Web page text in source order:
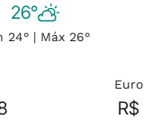
26°
24° | Máx 26°
Euro
R$